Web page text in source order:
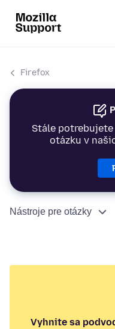
Firefox
Stále
otázku v
Nástroje pre otázky
Vyhnite sa